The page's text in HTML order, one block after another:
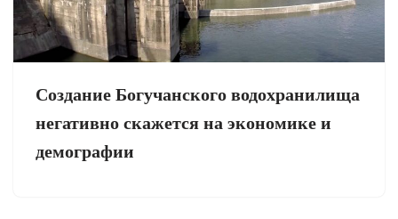
Создание Богучанского водохранилища
негативно скажется на экономике и
демографии